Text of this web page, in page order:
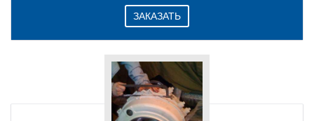
ЗАКАЗАТЬ